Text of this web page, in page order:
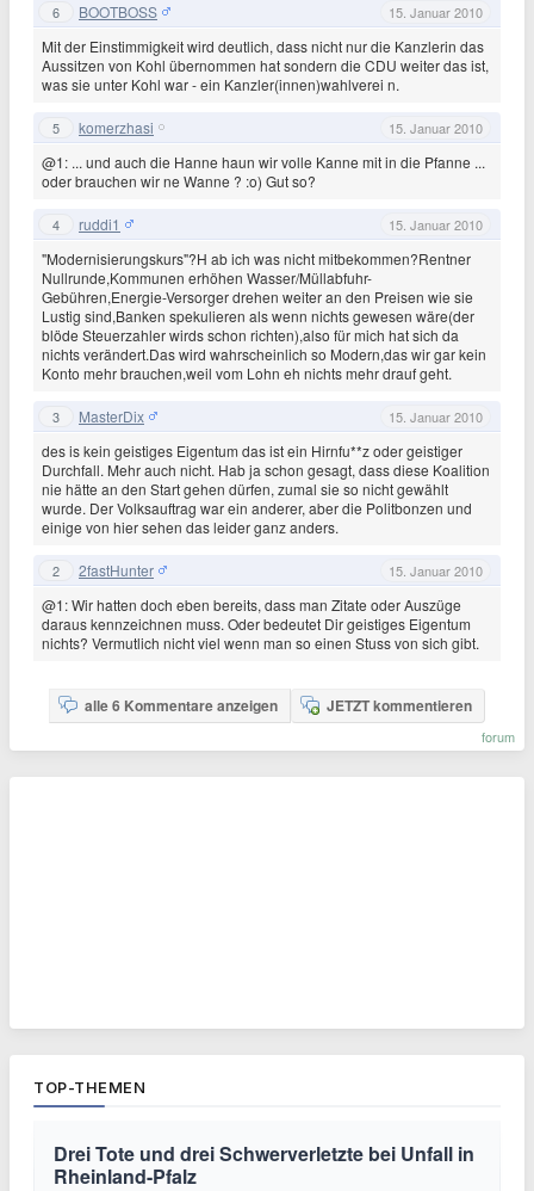
6 BOOTBOSS 15. Januar 2010
Mit der Einstimmigkeit wird deutlich, dass nicht nur die Kanzlerin das
Aussitzen von Kohl übernommen hat sondern die CDU weiter das ist,
was sie unter Kohl war - ein Kanzler(innen)wahlverei n.
5 komerzhasi 15. Januar 2010
@1: ... und auch die Hanne haun wir volle Kanne mit in die Pfanne ...
oder brauchen wir ne Wanne ? :o) Gut so?
4 ruddi1 15. Januar 2010
"Modernisierungskurs"?H ab ich was nicht mitbekommen?Rentner
Nullrunde,Kommunen erhöhen Wasser/Müllabfuhr-
Gebühren,Energie-Versorger drehen weiter an den Preisen wie sie
Lustig sind,Banken spekulieren als wenn nichts gewesen wäre(der
blöde Steuerzahler wirds schon richten),also für mich hat sich da
nichts verändert.Das wird wahrscheinlich so Modern,das wir gar kein
Konto mehr brauchen,weil vom Lohn eh nichts mehr drauf geht.
3 MasterDix 15. Januar 2010
des is kein geistiges Eigentum das ist ein Hirnfu**z oder geistiger
Durchfall. Mehr auch nicht. Hab ja schon gesagt, dass diese Koalition
nie hätte an den Start gehen dürfen, zumal sie so nicht gewählt
wurde. Der Volksauftrag war ein anderer, aber die Politbonzen und
einige von hier sehen das leider ganz anders.
2 2fastHunter 15. Januar 2010
@1: Wir hatten doch eben bereits, dass man Zitate oder Auszüge
daraus kennzeichnen muss. Oder bedeutet Dir geistiges Eigentum
nichts? Vermutlich nicht viel wenn man so einen Stuss von sich gibt.
alle 6 Kommentare anzeigen JETZT kommentieren
forum
TOP-THEMEN
Drei Tote und drei Schwerverletzte bei Unfall in
Rheinland-Pfalz